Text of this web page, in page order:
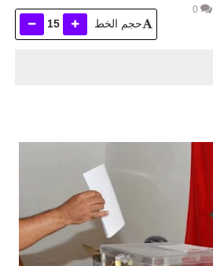
0
حجم الخط 15